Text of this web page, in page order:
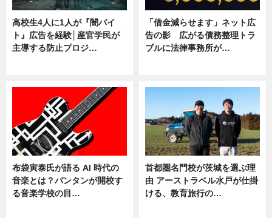
高校生4人に1人が『闇バイ
ト』広告を経験│産官学民が
主導する防止プロジ…
「借金減らせます」ネット広
告の影 広がる債務整理トラ
ブルに法律事務所が…
布袋寅泰氏が語る AI 時代の
音楽とは？バンタンが開校す
る音楽学校の目…
首都圏名門校が茨城を選ぶ理
由 アーストラベル水戸が仕掛
ける、教育旅行の…